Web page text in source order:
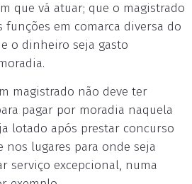
que vá atuar; que o magistrado
funções em comarca diversa do
o dinheiro seja gasto
magistrado não deve ter
pagar por moradia naquela
lotado após prestar concurso
nos lugares para onde seja
serviço excepcional, numa